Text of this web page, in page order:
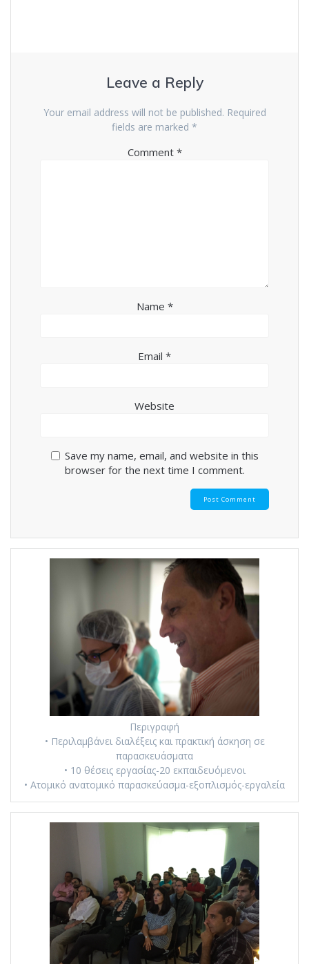
Leave a Reply
Your email address will not be published. Required
fields are marked *
Comment *
Name *
Email *
Website
Save my name, email, and website in this
browser for the next time I comment.
Περιγραφή
• Περιλαμβάνει διαλέξεις και πρακτική άσκηση σε
παρασκευάσματα
• 10 θέσεις εργασίας-20 εκπαιδευόμενοι
• Ατομικό ανατομικό παρασκεύασμα-εξοπλισμός-εργαλεία